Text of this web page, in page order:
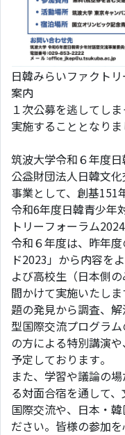
日韓みらいファクト
案内
１次公募を逃してし
実施することとなりま
筑波大学令和６年度日
公益財団法人日韓文
事業として、創基151
令和6年度日韓青少年
トリーフォーラム
令和６年度は、昨年
ド2023」から内容を
よび高校生（日本側
間かけて実施いたし
題の発見から調査、
型国際交流プログラ
の方による特別講演
予定しております。
また、学習や議論の
る対面合宿を通して
国際交流や、日本・
ださい。皆様の参加を